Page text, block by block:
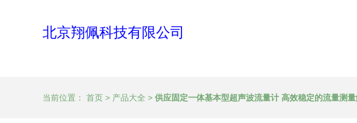
北京翔佩科技有限公司
当前位置： 首页 > 产品大全 > 供应固定一体基本型超声波流量计 高效稳定的流量测